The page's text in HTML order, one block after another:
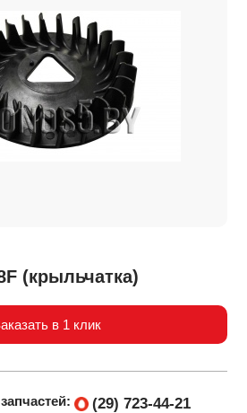
(крыльчатка)
в 1 клик
запчастей:
(29) 723-44-21